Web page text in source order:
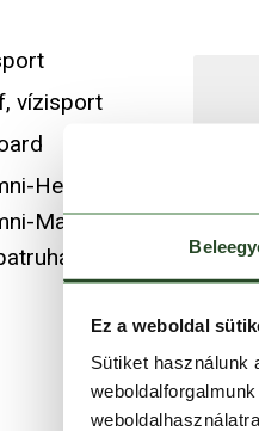
Ez a weboldal
Sütiket használunk
vízisport
Heat Infinity
Max